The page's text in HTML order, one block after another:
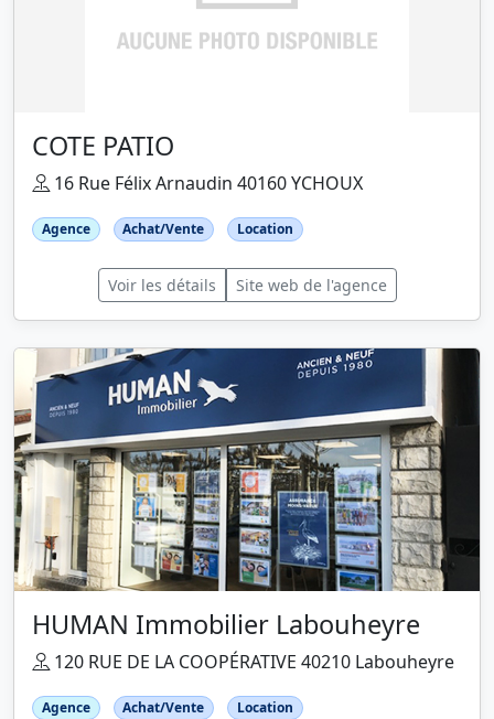
COTE PATIO
16 Rue Félix Arnaudin 40160 YCHOUX
Agence Achat/Vente Location
Voir les détails Site web de l'agence
HUMAN Immobilier Labouheyre
120 RUE DE LA COOPÉRATIVE 40210 Labouheyre
Agence Achat/Vente Location